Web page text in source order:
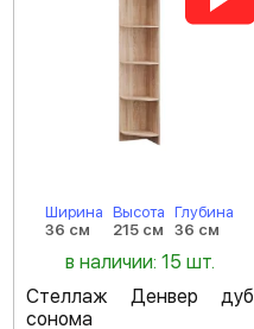
Ширина
36 см
Высота
215 см
Глубина
36 см
в наличии: 15 шт.
Стеллаж Денвер дуб
сонома